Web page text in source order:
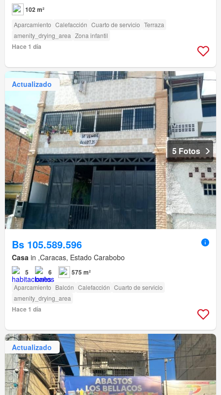
102 m²
Aparcamiento Calefacción Cuarto de servicio Terraza
amenity_drying_area Zona infantil
Hace 1 día
Actualizado
5 Fotos
Bs 105.589.596
Casa in ,Caracas, Estado Carabobo
5 6 575 m²
Aparcamiento Balcón Calefacción Cuarto de servicio
amenity_drying_area
Hace 1 día
Actualizado